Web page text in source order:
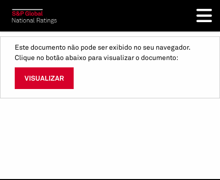
Este documento não pode ser exibido no seu navegador.
Clique no botão abaixo para visualizar o documento:
VISUALIZAR